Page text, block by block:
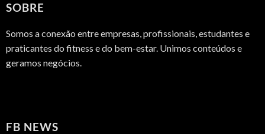
SOBRE
Somos a conexão entre empresas, profissionais, estudantes e
praticantes do fitness e do bem-estar. Unimos conteúdos e
geramos negócios.
FB NEWS